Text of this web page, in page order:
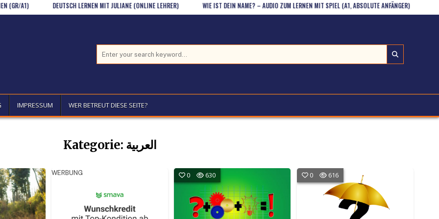
A1) DEUTSCH LERNEN MIT JULIANE (ONLINE LEHRER) WIE IST DEIN NAME? – AUDIO ZUM LERNEN MIT SPIEL (A1, ABSOLUTE ANFÄNGER)
IMPRESSUM WER BETREUT DIESE SEITE?
Kategorie: العربية
WERBUNG 0 630 0 616